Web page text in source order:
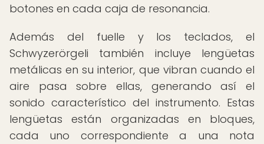
botones en cada caja de resonancia.
Además del fuelle y los teclados, el
Schwyzerörgeli también incluye lengüetas
metálicas en su interior, que vibran cuando el
aire pasa sobre ellas, generando así el
sonido característico del instrumento. Estas
lengüetas están organizadas en bloques,
cada uno correspondiente a una nota